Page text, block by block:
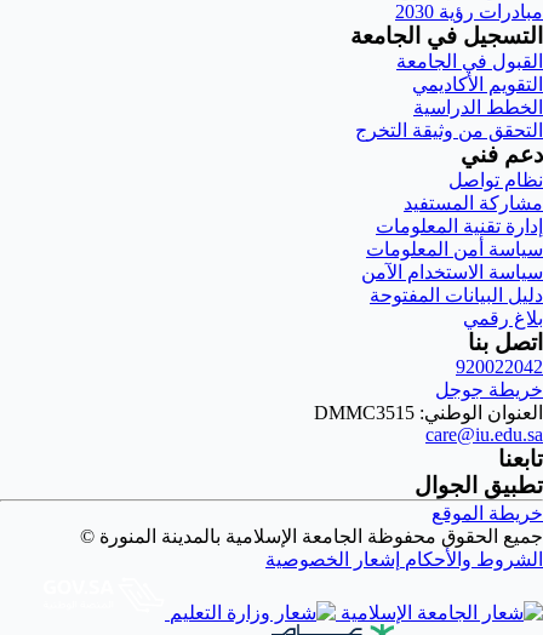
مبادرات رؤية 2030
التسجيل في الجامعة
القبول في الجامعة
التقويم الأكاديمي
الخطط الدراسية
التحقق من وثيقة التخرج
دعم فني
نظام تواصل
مشاركة المستفيد
إدارة تقنية المعلومات
سياسة أمن المعلومات
سياسة الاستخدام الآمن
دليل البيانات المفتوحة
بلاغ رقمي
اتصل بنا
920022042
خريطة جوجل
العنوان الوطني: DMMC3515
care@iu.edu.sa
تابعنا
تطبيق الجوال
خريطة الموقع
جميع الحقوق محفوظة الجامعة الإسلامية بالمدينة المنورة ©
الشروط والأحكام إشعار الخصوصية